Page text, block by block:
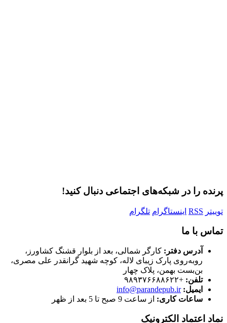
پرنده را در شبکه‌های اجتماعی دنبال کنید!
توییتر RSS اینستاگرام تلگرام
تماس با ما
آدرس دفتر: کارگر شمالی، بعد از بلوار قشنگ کشاورز،
روبه‌روی پارک زیبای لاله، کوچه شهید گرانقدر علی مصری،
بن‌بست بهمن، پلاک چهار
تلفن: +۹۸۹۳۷۶۶۸۸۶۲۲
ایمیل: info@parandepub.ir
ساعات کاری: از ساعت 9 صبح تا 5 بعد از ظهر
نماد اعتماد الکترونیک